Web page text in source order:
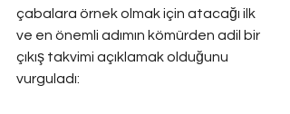
çabalara örnek olmak için atacağı ilk
ve en önemli adımın kömürden adil bir
çıkış takvimi açıklamak olduğunu
vurguladı: